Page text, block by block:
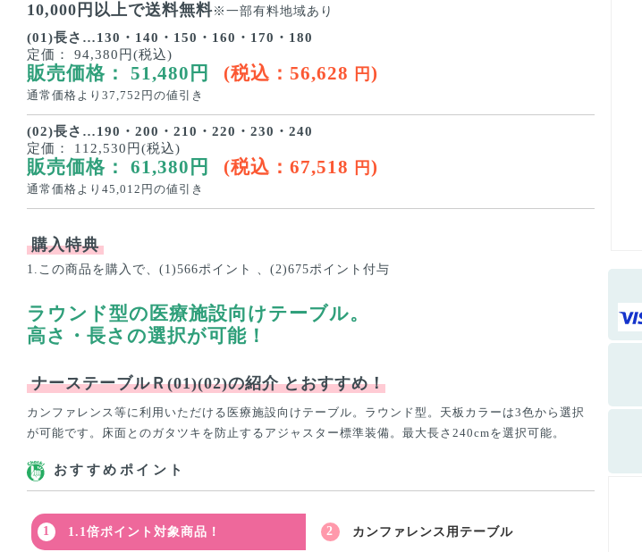
10,000円以上で送料無料※一部有料地域あり
(01)長さ…130・140・150・160・170・180
定価：
94,380円(税込)
販売価格： 51,480 円 (税込： 56,628 円 )
通常価格より 37,752 円の値引き
(02)長さ…190・200・210・220・230・240
定価：
112,530円(税込)
販売価格： 61,380 円 (税込： 67,518 円 )
通常価格より 45,012 円の値引き
購入特典
1.この商品を購入で、(1)566ポイント 、(2)675ポイント付与
ラウンド型の医療施設向けテーブル。
高さ・長さの選択が可能！
ナーステーブルＲ(01)(02)の紹介 とおすすめ！
カンファレンス等に利用いただける医療施設向けテーブル。ラウンド型。天板カラーは3色から選択
が可能です。床面とのガタツキを防止するアジャスター標準装備。最大長さ240cmを選択可能。
おすすめポイント
1.1倍ポイント対象商品！ カンファレンス用テーブル